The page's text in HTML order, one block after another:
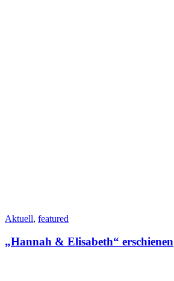
Aktuell, featured
„Hannah & Elisabeth“ erschienen